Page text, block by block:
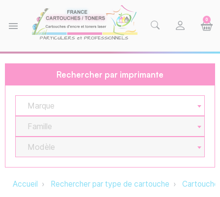
menu
0
Rechercher par imprimante
Marque
Famille
Modèle
Accueil Rechercher par type de cartouche